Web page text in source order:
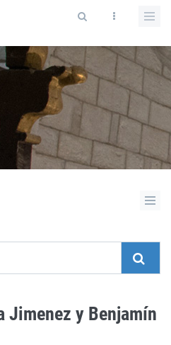
Jimenez y Benjamín